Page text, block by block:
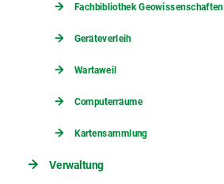
Fachbibliothek Geowissenschaften
Geräteverleih
Wartaweil
Computerräume
Kartensammlung
Verwaltung